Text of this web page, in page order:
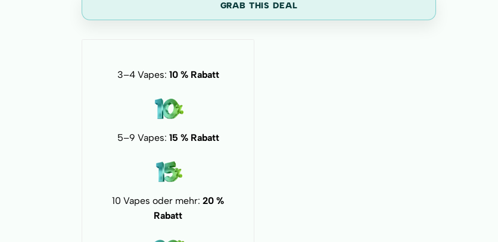
GRAB THIS DEAL
3–4 Vapes: 10 % Rabatt
5–9 Vapes: 15 % Rabatt
10 Vapes oder mehr: 20 %
Rabatt